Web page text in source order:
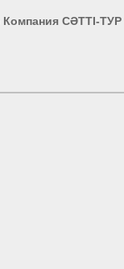
Компания СӘТТІ-ТУР